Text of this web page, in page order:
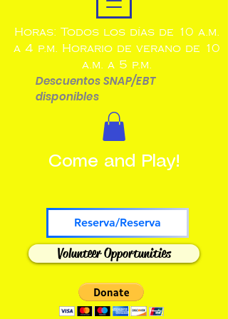
Horas: Todos los días de 10 a.m.
a 4 p.m. Horario de verano de 10
a.m. a 5 p.m.
Descuentos SNAP/EBT
disponibles
Reserva/Reserva
Volunteer Opportunities
Come and Play!